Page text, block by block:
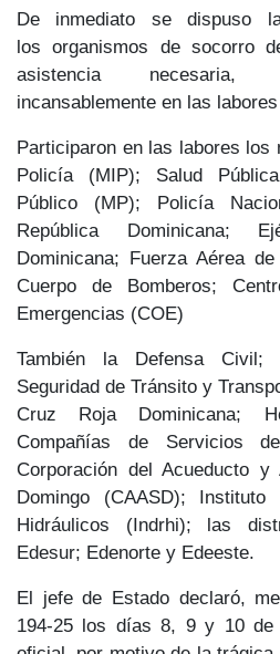
De inmediato se dispuso
los organismos de socorro
asistencia necesaria,
incansablemente en las
Participaron en las labores
Policía (MIP); Salud
Público (MP); Policía
República Dominicana;
Dominicana; Fuerza Aérea
Cuerpo de Bomberos;
Emergencias (COE)
También la Defensa Civil;
Seguridad de Tránsito y
Cruz Roja Dominicana;
Compañías de Servicios
Corporación del Acueducto y
Domingo (CAASD);
Hidráulicos (Indrhi); las
Edesur; Edenorte y Edeeste.
El jefe de Estado declaró,
194-25 los días 8, 9 y 10 de